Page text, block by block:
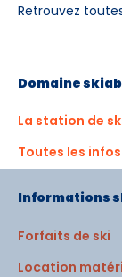
Retrouvez
Domaine
La station de
Toutes les infos
Informations
Forfaits de ski
Location